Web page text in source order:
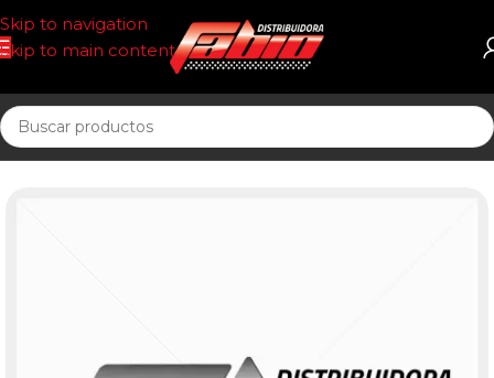
Skip to navigation
Skip to main content
Inicio FILTRO AIRE T/PANEL